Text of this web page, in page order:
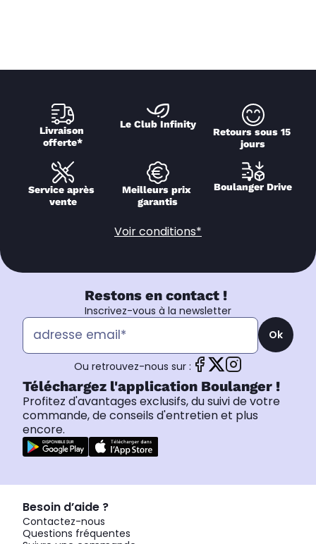
Livraison
offerte*
Le Club Infinity
Retours sous 15
jours
Service après
vente
Meilleurs prix
garantis
Boulanger Drive
Voir conditions*
Restons en contact !
Inscrivez-vous à la newsletter
Ok
Ou retrouvez-nous sur :
Téléchargez l'application Boulanger !
Profitez d'avantages exclusifs, du suivi de votre
commande, de conseils d'entretien et plus
encore.
Besoin d’aide ?
Contactez-nous
Questions fréquentes